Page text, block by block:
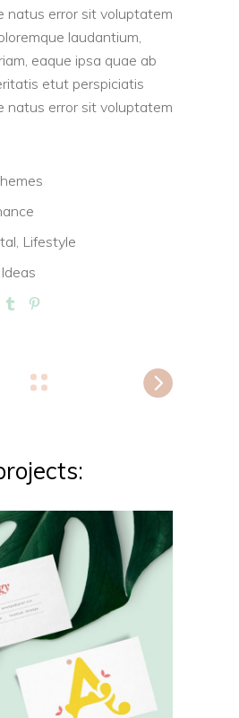
natus error sit voluptatem
laudantium,
eaque ipsa quae ab
etut perspiciatis
natus error sit voluptatem
Lifestyle
Ideas